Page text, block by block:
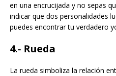
en una encrucijada y no sepas
indicar que dos personalidades
puedes encontrar tu verdadero
4.- Rueda
La rueda simboliza la relación